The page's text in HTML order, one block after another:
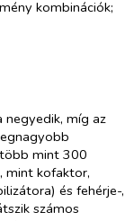
kombinációk;
míg az
mint 300
mint kofaktor,
és fehérje-,
számos